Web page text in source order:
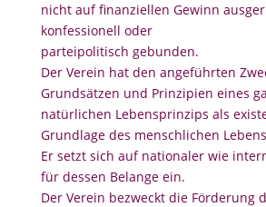
nicht auf finanziellen Gewinn
konfessionell oder
parteipolitisch gebunden.
Der Verein hat den angeführten
Grundsätzen und Prinzipien eines
natürlichen Lebensprinzips als
Grundlage des menschlichen
Er setzt sich auf nationaler wie
für dessen Belange ein.
Der Verein bezweckt die Förderung